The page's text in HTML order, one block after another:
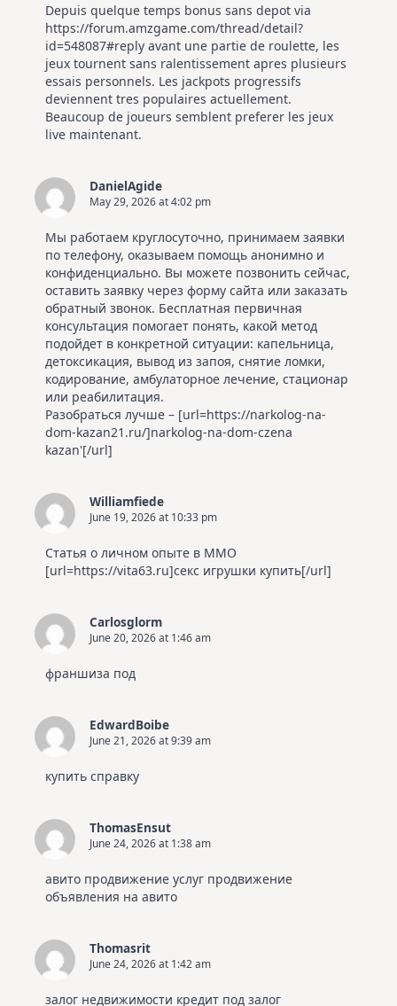
Depuis quelque temps bonus sans depot via
https://forum.amzgame.com/thread/detail?
id=548087#replyavant une partie de roulette, les
jeux tournent sans ralentissement apres plusieurs
essais personnels. Les jackpots progressifs
deviennent tres populaires actuellement.
Beaucoup de joueurs semblent preferer les jeux
live maintenant.
DanielAgide
May 29, 2026 at 4:02 pm
Мы работаем круглосуточно, принимаем заявки
по телефону, оказываем помощь анонимно и
конфиденциально. Вы можете позвонить сейчас,
оставить заявку через форму сайта или заказать
обратный звонок. Бесплатная первичная
консультация помогает понять, какой метод
подойдет в конкретной ситуации: капельница,
детоксикация, вывод из запоя, снятие ломки,
кодирование, амбулаторное лечение, стационар
или реабилитация.
Разобраться лучше – [url=https://narkolog-na-
dom-kazan21.ru/]narkolog-na-dom-czena
kazan'[/url]
Williamfiede
June 19, 2026 at 10:33 pm
Статья о личном опыте в ММО
[url=https://vita63.ru]секс игрушки купить[/url]
Carlosglorm
June 20, 2026 at 1:46 am
франшиза под
EdwardBoibe
June 21, 2026 at 9:39 am
купить справку
ThomasEnsut
June 24, 2026 at 1:38 am
авито продвижение услугпродвижение
объявления на авито
Thomasrit
June 24, 2026 at 1:42 am
залог недвижимости кредит под залог